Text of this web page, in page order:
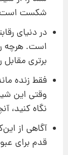
شکست
در دنیای
است. هرچه
برتری مقابل
فقط زنده
وقتی این
نگاه کنید،
آگاهی از
قدم برای